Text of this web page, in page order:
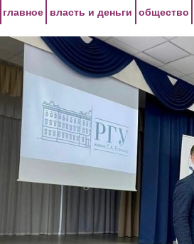
главное власть и деньги общество